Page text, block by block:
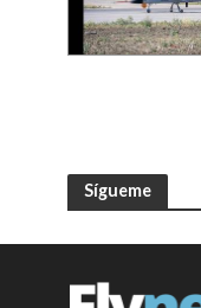
Sígueme